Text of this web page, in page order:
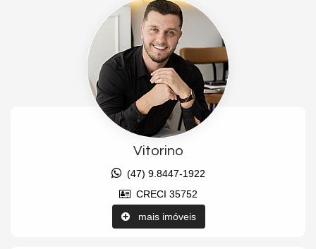
Empreendimento: portaria 24h, piscina adulta e infantil, quiosque
com churrasqueira, 02 salões de festas, academia, spa com
hidromassagem, sauna úmida, sala de massagem, cinema, sala
de jogos, brinquedoteca, parquinho, bosque com 3000m² de área
Localização: Barra norte, 290 metros da beira mar.
Características do Imóvel
Vitorino
(47) 9.8447-1922
CRECI 35752
mais imóveis